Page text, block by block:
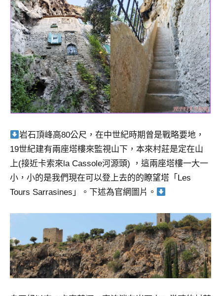
岩石頂峰高80公尺，在中世紀時期曾是戰略要地，
19世紀建有兩座塔樓來監視山下，本來村莊是定在山
上(接近卡索來la Cassole河源頭) ，這兩座塔樓一大一
小，小的是我們現在可以登上去的的瞭望塔「Les
Tours Sarrasines」。下述為官網圖片。